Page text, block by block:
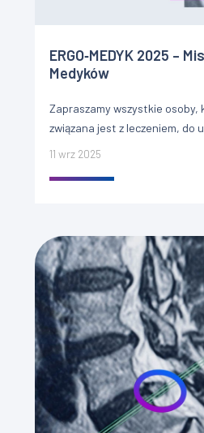
ERGO‑MEDYK 2025 –
Medyków
Zapraszamy wszystkie osoby,
związana jest z leczeniem, do
wydarzeniu łączącym część
11 wrz 2025